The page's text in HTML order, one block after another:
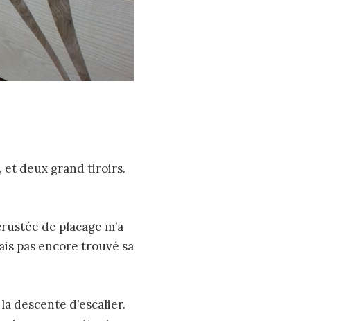
et deux grand tiroirs.
de placage m’a
pas encore trouvé sa
descente d’escalier.